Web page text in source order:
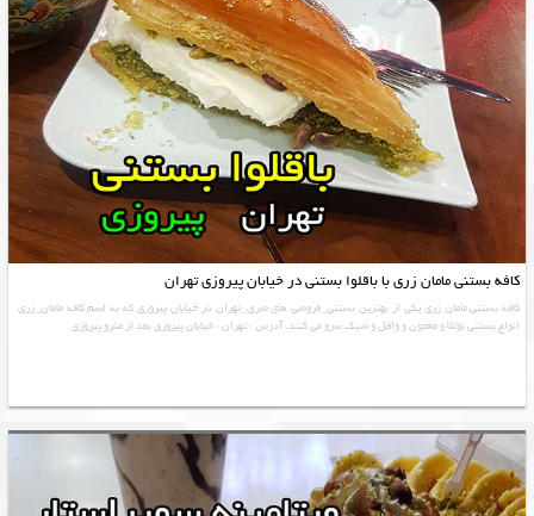
کافه بستنی مامان زری با باقلوا بستنی در خیابان پیروزی تهران
کافه بستنی مامان زری یکی از بهترین بستنی_فروشی های شرق_تهران در خیابان پیروزی که به اسم کافه مامان_زری
انواع بستنی نوتلا و معجون و وافل و شیک سرو می کنند. آدرس : تهران ، خیابان پیروزی بعد از مترو پیروزی